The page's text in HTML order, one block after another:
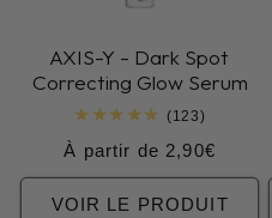
AXIS-Y - Dark Spot
Correcting Glow Serum
(123)123
des
Prix
habituel
À partir de 2,90€
VOIR LE PRODUIT